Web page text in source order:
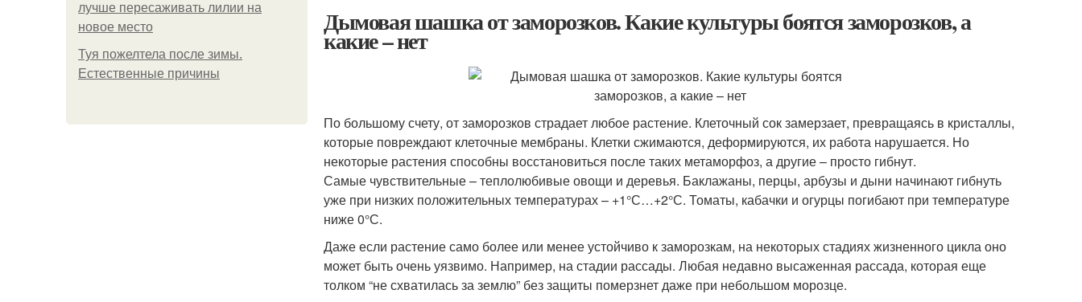
лучше пересаживать лилии на
новое место
Туя пожелтела после зимы.
Естественные причины
Дымовая шашка от заморозков. Какие культуры боятся заморозков, а
какие – нет
По большому счету, от заморозков страдает любое растение. Клеточный сок замерзает, превращаясь в кристаллы,
которые повреждают клеточные мембраны. Клетки сжимаются, деформируются, их работа нарушается. Но
некоторые растения способны восстановиться после таких метаморфоз, а другие – просто гибнут.
Самые чувствительные – теплолюбивые овощи и деревья. Баклажаны, перцы, арбузы и дыни начинают гибнуть
уже при низких положительных температурах – +1°С…+2°С. Томаты, кабачки и огурцы погибают при температуре
ниже 0°С.
Даже если растение само более или менее устойчиво к заморозкам, на некоторых стадиях жизненного цикла оно
может быть очень уязвимо. Например, на стадии рассады. Любая недавно высаженная рассада, которая еще
толком “не схватилась за землю” без защиты померзнет даже при небольшом морозце.